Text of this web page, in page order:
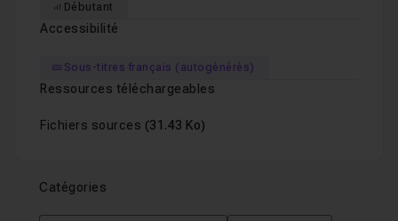
Débutant
Accessibilité
Sous-titres français (autogénérés)
Ressources téléchargeables
Fichiers sources (31.43 Ko)
Catégories